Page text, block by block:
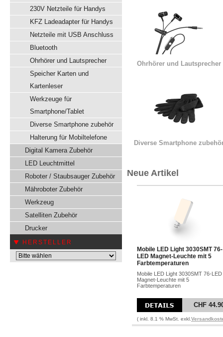
230V Netzteile für Handys
KFZ Ladeadapter für Handys
Netzteile mit USB Anschluss
Bluetooth
Ohrhörer und Lautsprecher
Speicher Karten und
Kartenleser
Werkzeuge für
Smartphone/Tablet
Diverse Smartphone zubehör
Halterung für Mobiltelefone
Digital Kamera Zubehör
LED Leuchtmittel
Roboter / Staubsauger Zubehör
Mähroboter Zubehör
Werkzeug
Satelliten Zubehör
Drucker
HERSTELLER
Ohrhörer und Lautsprecher
Diverse Smartphone
Neue Artikel
Mobile LED Light 3030SMT 76-
LED Magnet-Leuchte mit 5
Farbtemperaturen
Mobile LED Light 3030SMT 76-LED
Magnet-Leuchte mit 5
Farbtemperaturen
CHF
( inkl. 8.1 % MwSt. exkl.